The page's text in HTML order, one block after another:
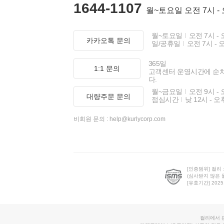
1644-1107 월~토요일 오전 7시 -
카카오톡 문의
월~토요일
오전 7시 -
일/공휴일
오전 7시 -
1:1 문의
365일
고객센터 운영시간에 순
다.
대량주문 문의
월~금요일
오전 9시 -
점심시간
낮 12시 - 오
비회원 문의 : help@kurlycorp.com
[인증범위] 컬리
(심사받지 않은
[유효기간]
컬리에서